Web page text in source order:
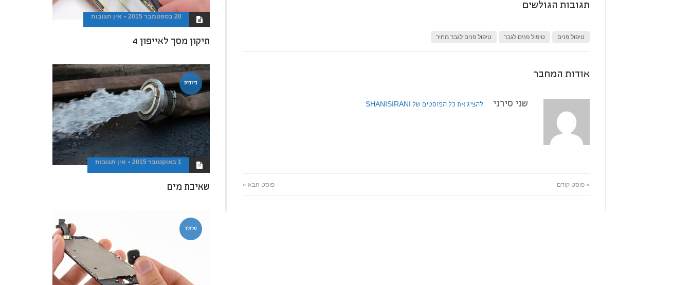
תגובות הגולשים
טיפול פנים טיפול פנים לגבר טיפול פנים לגבר מחיר
אודות המחבר
שני סירני להציג את כל הפוסטים של SHANISIRANI
« פוסט קודם פוסט הבא »
20 בספטמבר 2015 אין תגובות
תיקון מסך לאייפון 4
ביובית
1 באוקטובר 2015 אין תגובות
שאיבת מים
סלולר